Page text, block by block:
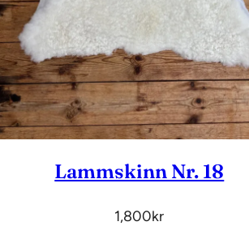
Lammskinn Nr. 18
1,800Kr